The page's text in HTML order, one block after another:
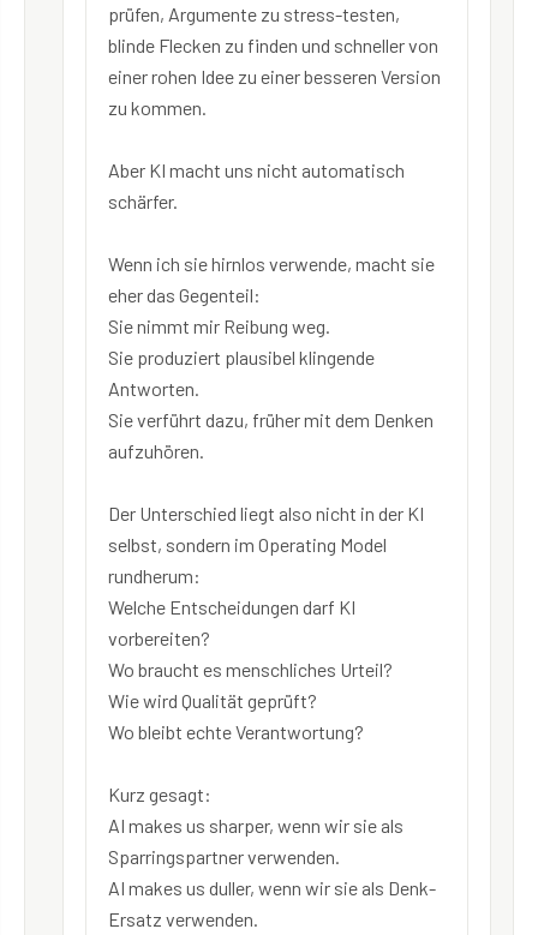
prüfen, Argumente zu stress-testen,
blinde Flecken zu finden und schneller von
einer rohen Idee zu einer besseren Version
zu kommen.
Aber KI macht uns nicht automatisch
schärfer.
Wenn ich sie hirnlos verwende, macht sie
eher das Gegenteil:
Sie nimmt mir Reibung weg.
Sie produziert plausibel klingende
Antworten.
Sie verführt dazu, früher mit dem Denken
aufzuhören.
Der Unterschied liegt also nicht in der KI
selbst, sondern im Operating Model
rundherum:
Welche Entscheidungen darf KI
vorbereiten?
Wo braucht es menschliches Urteil?
Wie wird Qualität geprüft?
Wo bleibt echte Verantwortung?
Kurz gesagt:
AI makes us sharper, wenn wir sie als
Sparringspartner verwenden.
AI makes us duller, wenn wir sie als Denk-
Ersatz verwenden.